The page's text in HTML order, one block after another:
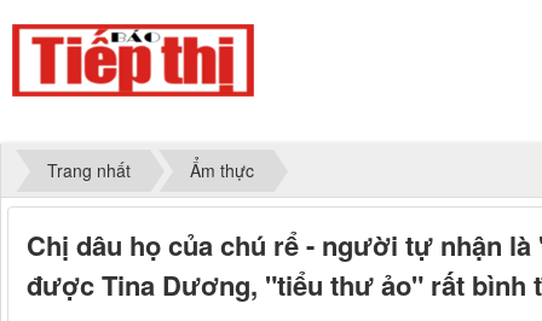
Trang nhất Ẩm thực
Chị dâu họ của chú rể - người tự nhận
được Tina Dương, "tiểu thư ảo" rất bình